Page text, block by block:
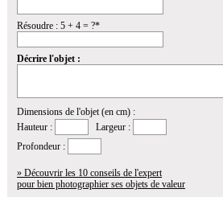
Résoudre : 5 + 4 = ?*
Décrire l'objet :
Dimensions de l'objet (en cm) :
Hauteur :
Largeur :
Profondeur :
» Découvrir les 10 conseils de l'expert
pour bien photographier ses objets de valeur